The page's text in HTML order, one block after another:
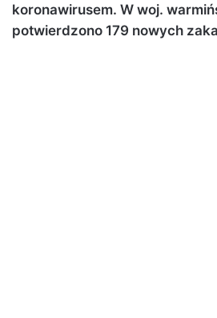
koronawirusem. W woj.
potwierdzono 179 nowych